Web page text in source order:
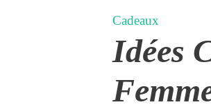
Cadeaux
Idées